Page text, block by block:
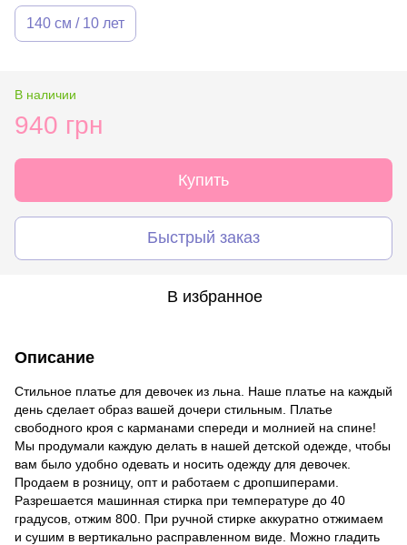
140 см / 10 лет
В наличии
940 грн
Купить
Быстрый заказ
В избранное
Описание
Стильное платье для девочек из льна. Наше платье на каждый
день сделает образ вашей дочери стильным. Платье
свободного кроя с карманами спереди и молнией на спине!
Мы продумали каждую делать в нашей детской одежде, чтобы
вам было удобно одевать и носить одежду для девочек.
Продаем в розницу, опт и работаем с дропшиперами.
Разрешается машинная стирка при температуре до 40
градусов, отжим 800. При ручной стирке аккуратно отжимаем
и сушим в вертикально расправленном виде. Можно гладить